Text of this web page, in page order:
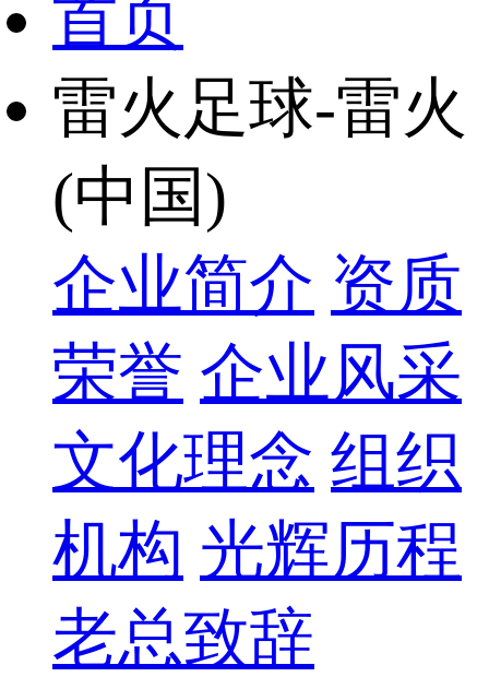
首页
雷火足球-雷火
(中国)
企业简介 资质
荣誉 企业风采
文化理念 组织
机构 光辉历程
老总致辞